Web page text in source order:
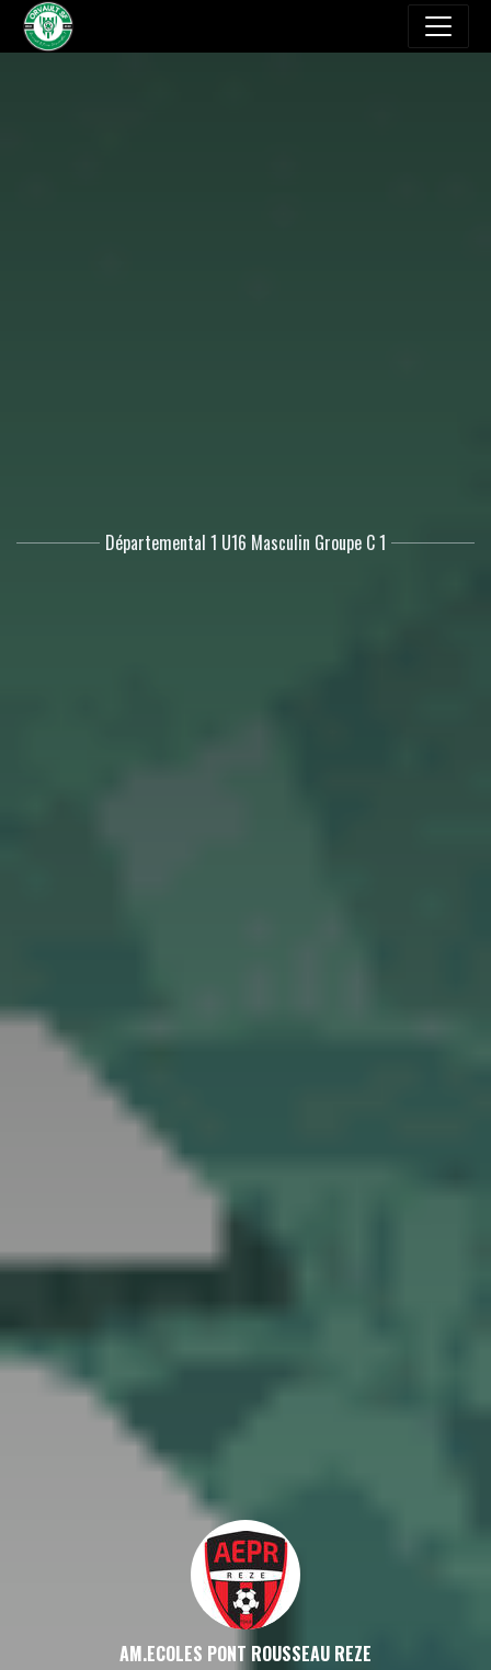
Départemental 1 U16 Masculin Groupe C 1
AM.ECOLES PONT ROUSSEAU REZE